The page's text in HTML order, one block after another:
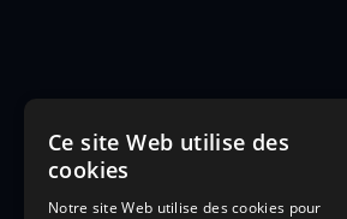
Ce site Web utilise des
cookies
Notre site Web utilise des cookies pour